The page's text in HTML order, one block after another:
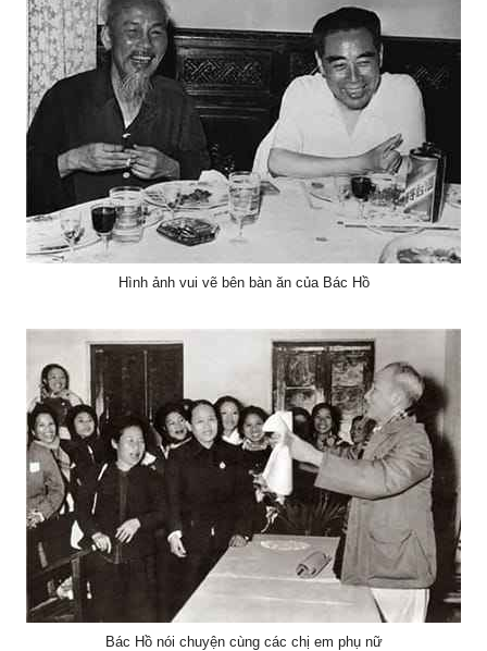
Hình ảnh vui vẽ bên bàn ăn của Bác Hồ
Bác Hồ nói chuyện cùng các chị em phụ nữ